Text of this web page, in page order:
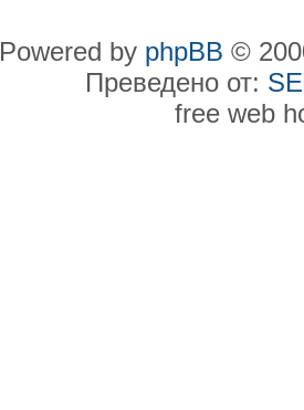
Powered by phpBB ©
Преведено от:
free web